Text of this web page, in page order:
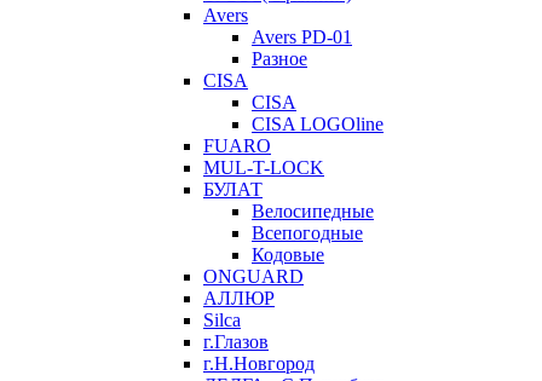
Avers
Avers PD-01
Разное
CISA
CISA
CISA LOGOline
FUARO
MUL-T-LOCK
БУЛАТ
Велосипедные
Всепогодные
Кодовые
ONGUARD
АЛЛЮР
Silca
г.Глазов
г.Н.Новгород